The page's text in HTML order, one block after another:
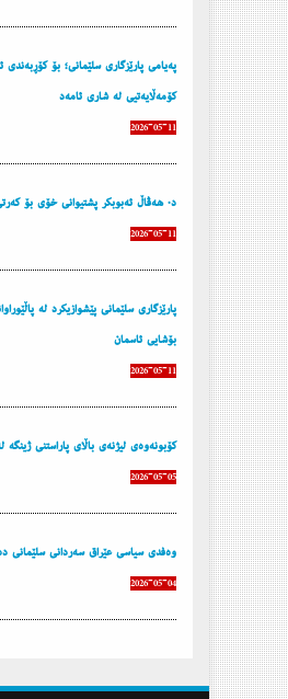
پەیامی پارێزگاری سلێمانی؛ بۆ کۆڕبەندی
کۆمەڵایەتیی لە شاری ئامەد
2026-05-11
د. هه‌ڤاڵ ئه‌بوبكر پشتیوانی خۆی بۆ
2026-05-11
پارێزگاری سلێمانی پێشوازیكرد له‌
بۆشایی ئاسمان
2026-05-11
كۆبونه‌وه‌ی لیژنه‌ی باڵای پاراستنی
2026-05-05
وه‌فدی سیاسی عێراق سه‌ردانی سلێمانی
2026-05-04